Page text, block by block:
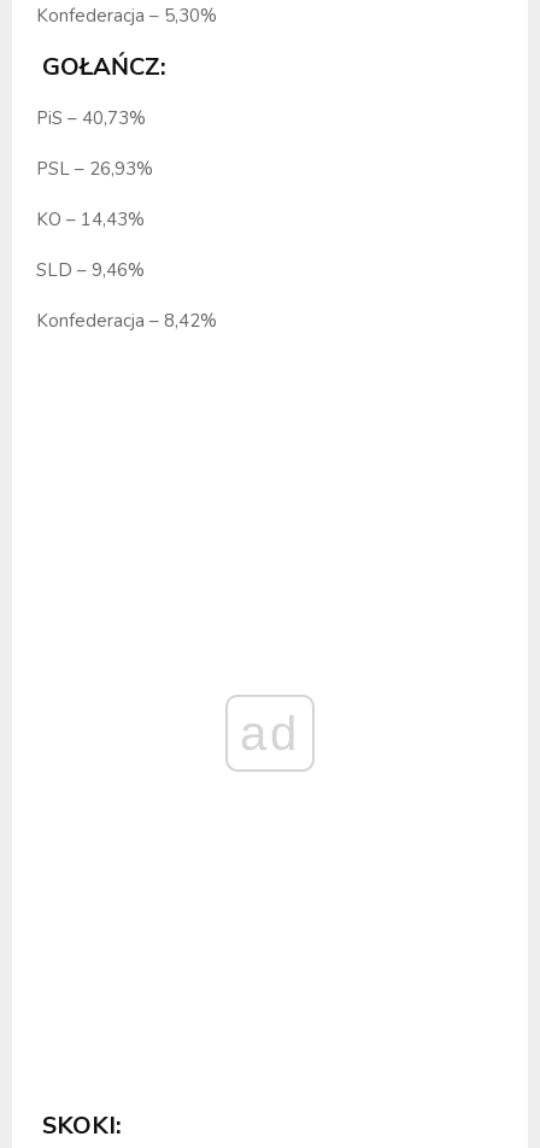
Konfederacja – 5,30%
GOŁAŃCZ:
PiS – 40,73%
PSL – 26,93%
KO – 14,43%
SLD – 9,46%
Konfederacja – 8,42%
ad
SKOKI: